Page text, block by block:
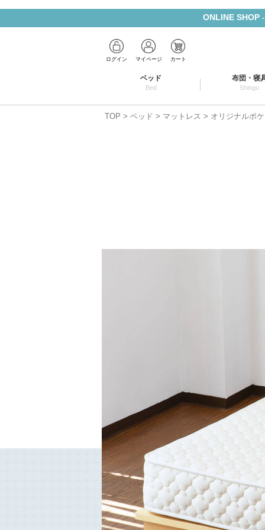
ONLINE SHOP
ログイン マイページ カート
ベッド
Bed
布団・寝
Shingu
TOP ベッド マットレス オリジナルポ